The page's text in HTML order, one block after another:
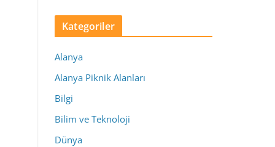
Kategoriler
Alanya
Alanya Piknik Alanları
Bilgi
Bilim ve Teknoloji
Dünya